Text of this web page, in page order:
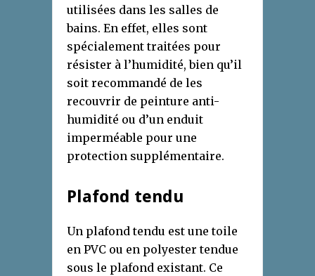
utilisées dans les salles de
bains. En effet, elles sont
spécialement traitées pour
résister à l’humidité, bien qu’il
soit recommandé de les
recouvrir de peinture anti-
humidité ou d’un enduit
imperméable pour une
protection supplémentaire.
Plafond tendu
Un plafond tendu est une toile
en PVC ou en polyester tendue
sous le plafond existant. Ce